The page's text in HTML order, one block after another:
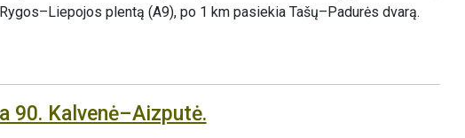
plentą (A9), po 1 km pasiekia Tašų–Padurės dvarą.
90. Kalvenė–Aizputė.